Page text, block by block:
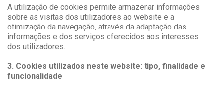
A utilização de cookies permite armazenar informações
sobre as visitas dos utilizadores ao website e a
otimização da navegação, através da adaptação das
informações e dos serviços oferecidos aos interesses
dos utilizadores.
3. Cookies utilizados neste website: tipo, finalidade e
funcionalidade